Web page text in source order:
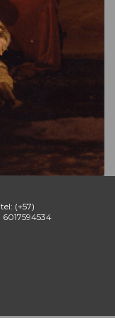
tel: (+57)
6017594534